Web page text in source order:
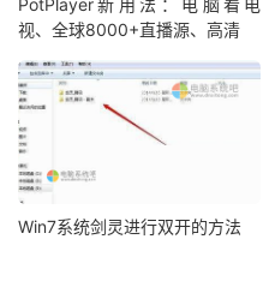
PotPlayer新用法：电脑看电
视、全球8000+直播源、高清
Win7系统剑灵进行双开的方法